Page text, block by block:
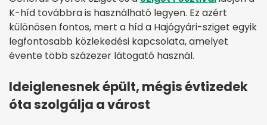
K-híd továbbra is használható legyen. Ez azért
különösen fontos, mert a híd a Hajógyári-sziget egyik
legfontosabb közlekedési kapcsolata, amelyet
évente több százezer látogató használ.
Ideiglenesnek épült, mégis évtizedek
óta szolgálja a várost